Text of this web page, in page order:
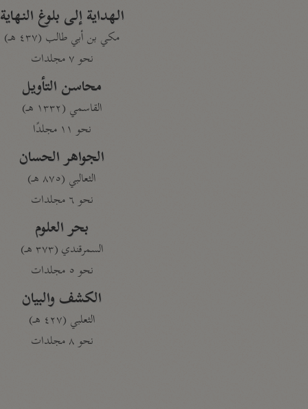
الهداية إلى بلوغ النهاية
مكي بن أبي طالب (٤٣٧ هـ)
نحو ٧ مجلدات
محاسن التأويل
القاسمي (١٣٣٢ هـ)
نحو ١١ مجلدًا
الجواهر الحسان
الثعالبي (٨٧٥ هـ)
نحو ٦ مجلدات
بحر العلوم
السمرقندي (٣٧٣ هـ)
نحو ٥ مجلدات
الكشف والبيان
الثعلبي (٤٢٧ هـ)
نحو ٨ مجلدات